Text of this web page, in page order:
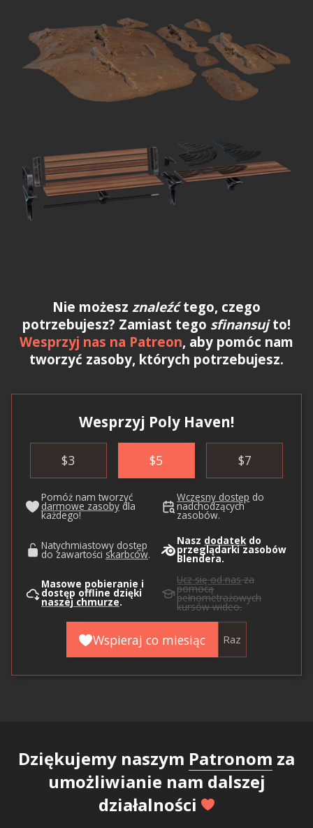
Nie możesz znaleźćtego, czego
potrzebujesz? Zamiast tego sfinansujto!
Wesprzyj nas na Patreon, aby pomóc nam
tworzyć zasoby, których potrzebujesz.
Wesprzyj Poly Haven!
$3 $5 $7
Pomóż nam tworzyć
darmowe zasobydla
każdego!
Wczesny dostęp do
nadchodzących
zasobów.
Natychmiastowy dostęp
do zawartości skarbców.
Nasz dodatek do
przeglądarki zasobów
Blendera.
Masowe pobieranie i
dostęp offline dzięki
naszej chmurze.
Ucz się od nasza
pomocą
pełnometrażowych
kursów wideo.
Wspieraj co miesiąc Raz
Dziękujemy naszym Patronom za
umożliwianie nam dalszej
działalności